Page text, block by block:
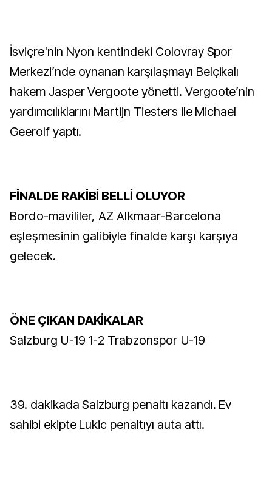
İsviçre'nin Nyon kentindeki Colovray Spor
Merkezi’nde oynanan karşılaşmayı Belçikalı
hakem Jasper Vergoote yönetti. Vergoote’nin
yardımcılıklarını Martijn Tiesters ile Michael
Geerolf yaptı.
FİNALDE RAKİBİ BELLİ OLUYOR
Bordo-mavililer, AZ Alkmaar-Barcelona
eşleşmesinin galibiyle finalde karşı karşıya
gelecek.
ÖNE ÇIKAN DAKİKALAR
Salzburg U-19 1-2 Trabzonspor U-19
39. dakikada Salzburg penaltı kazandı. Ev
sahibi ekipte Lukic penaltıyı auta attı.